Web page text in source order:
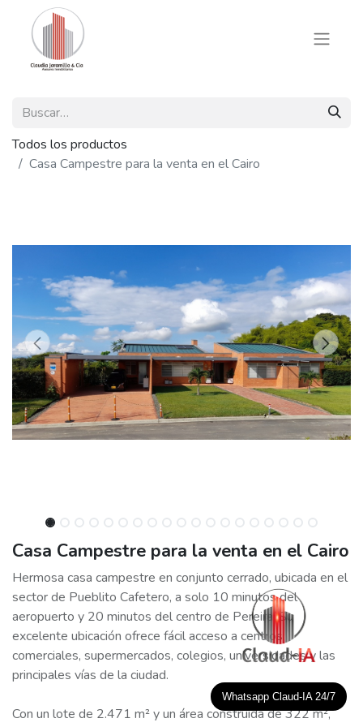
Todos los productos
Casa Campestre para la venta en el Cairo
Casa Campestre para la venta en el Cairo
Hermosa casa campestre en conjunto cerrado, ubicada en el
sector de Pueblito Cafetero, a solo 10 minutos del
aeropuerto y 20 minutos del centro de Pereira. Su
excelente ubicación ofrece fácil acceso a centros
comerciales, supermercados, colegios, universidades y las
principales vías de la ciudad.
Con un lote de 2.471 m² y un área construida de 322 m²,
Whatsapp Claud-IA 24/7